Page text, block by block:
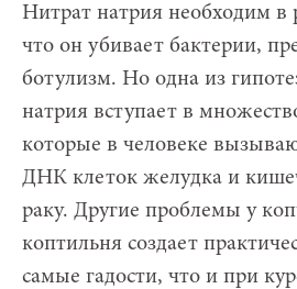
Нитрат натрия необходим в
что он убивает бактерии,
ботулизм. Но одна из
натрия вступает в
которые в человеке
ДНК клеток желудка и
раку. Другие проблемы у
коптильня создает
самые гадости, что и при